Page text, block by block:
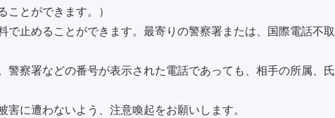
とができます。）
止めることができます。最寄りの警察署または、国際電話不
察署などの番号が表示された電話であっても、相手の所属、
に遭わないよう、注意喚起をお願いします。